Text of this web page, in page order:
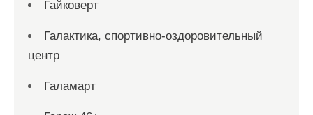
Гайковерт
Галактика, спортивно-оздоровительный
центр
Галамарт